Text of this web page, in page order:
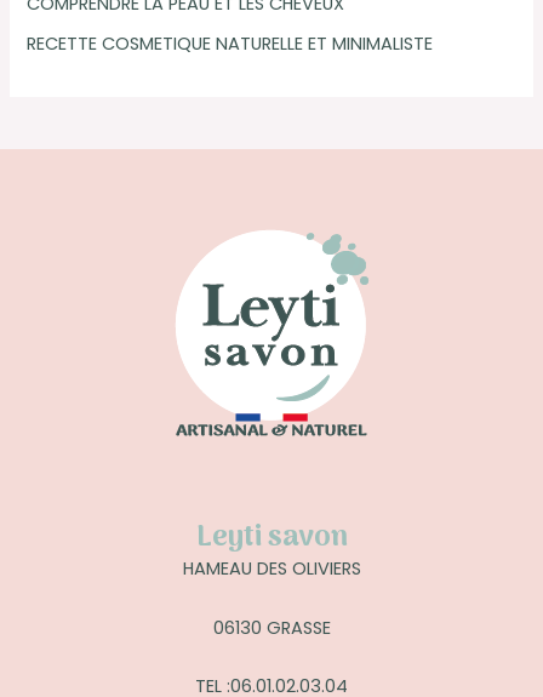
RECETTE COSMETIQUE NATURELLE ET MINIMALISTE
Leyti savon
HAMEAU DES OLIVIERS
06130 GRASSE
TEL :06.01.02.03.04